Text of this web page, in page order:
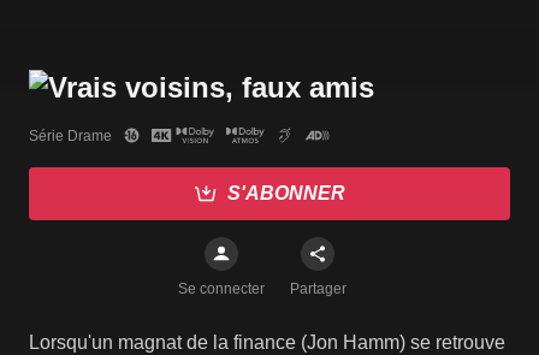
Série Drame
S'ABONNER
Se connecter Partager
Lorsqu'un magnat de la finance (Jon Hamm) se retrouve